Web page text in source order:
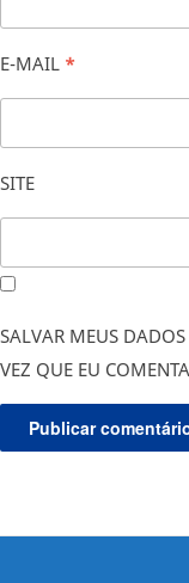
E-MAIL *
SITE
SALVAR MEUS
VEZ QUE EU